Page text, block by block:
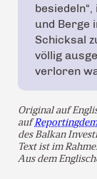
und Berge
Schicksal
völlig
verloren
Original auf
auf
des Balkan
Text ist im
Aus dem